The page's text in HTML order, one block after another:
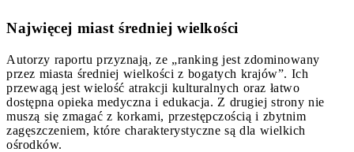
Najwięcej miast średniej wielkości
Autorzy raportu przyznają, ze „ranking jest zdominowany
przez miasta średniej wielkości z bogatych krajów”. Ich
przewagą jest wielość atrakcji kulturalnych oraz łatwo
dostępna opieka medyczna i edukacja. Z drugiej strony nie
muszą się zmagać z korkami, przestępczością i zbytnim
zagęszczeniem, które charakterystyczne są dla wielkich
ośrodków.